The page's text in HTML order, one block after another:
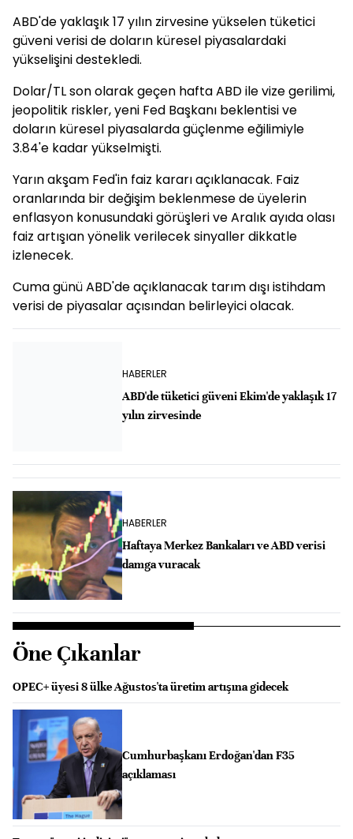
ABD'de yaklaşık 17 yılın zirvesine yükselen tüketici
güveni verisi de doların küresel piyasalardaki
yükselişini destekledi.
Dolar/TL son olarak geçen hafta ABD ile vize gerilimi,
jeopolitik riskler, yeni Fed Başkanı beklentisi ve
doların küresel piyasalarda güçlenme eğilimiyle
3.84'e kadar yükselmişti.
Yarın akşam Fed'in faiz kararı açıklanacak. Faiz
oranlarında bir değişim beklenmese de üyelerin
enflasyon konusundaki görüşleri ve Aralık ayıda olası
faiz artışıan yönelik verilecek sinyaller dikkatle
izlenecek.
Cuma günü ABD'de açıklanacak tarım dışı istihdam
verisi de piyasalar açısından belirleyici olacak.
HABERLER
ABD'de tüketici güveni Ekim'de yaklaşık 17
yılın zirvesinde
HABERLER
Haftaya Merkez Bankaları ve ABD verisi
damga vuracak
Öne Çıkanlar
OPEC+ üyesi 8 ülke Ağustos'ta üretim artışına gidecek
Cumhurbaşkanı Erdoğan'dan F35
açıklaması